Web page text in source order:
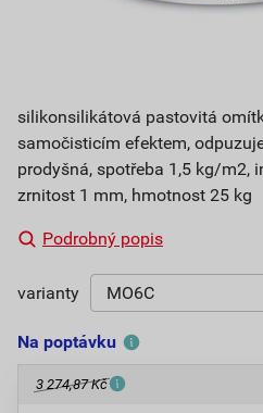
silikonsilikátová pastovitá
samočisticím efektem,
prodyšná, spotřeba 1,5 kg/m2,
zrnitost 1 mm, hmotnost 25 kg
Podrobný popis
varianty
Na poptávku
3 274,87 Kč